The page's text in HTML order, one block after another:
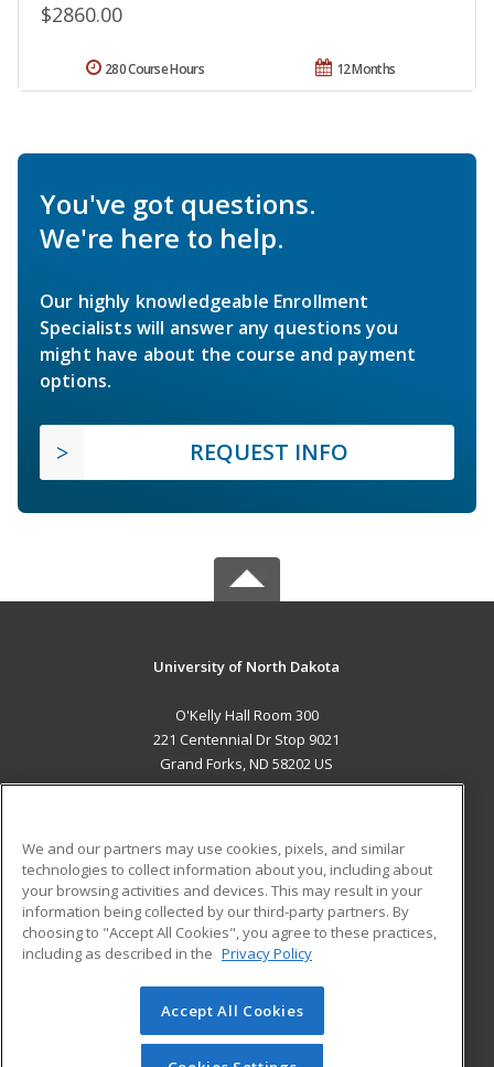
$2860.00
12 Months
280 Course Hours
You've got questions.
We're here to help.
Our highly knowledgeable Enrollment
Specialists will answer any questions you
might have about the course and payment
options.
REQUEST INFO
University of North Dakota
O'Kelly Hall Room 300
221 Centennial Dr Stop 9021
Grand Forks, ND 58202 US
ADDITIONAL RESOURCES
Military
Financial Assistance
Help
Student Blog
© 2026 ed2go, a division of Cengage Learning. All rights
reserved. The material on this site cannot be reproduced or
We and our partners may use cookies, pixels, and similar
technologies to collect information about you, including about
your browsing activities and devices. This may result in your
information being collected by our third-party partners. By
choosing to "Accept All Cookies", you agree to these practices,
including as described in the Privacy Policy
Accept All Cookies